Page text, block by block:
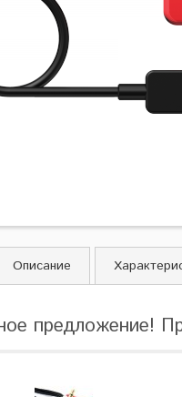
Описание
предложение!